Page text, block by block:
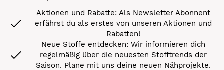
Aktionen und Rabatte: Als Newsletter Abonnent
erfährst du als erstes von unseren Aktionen und
Rabatten!
Neue Stoffe entdecken: Wir informieren dich
regelmäßig über die neuesten Stofftrends der
Saison. Plane mit uns deine neuen Nähprojekte.